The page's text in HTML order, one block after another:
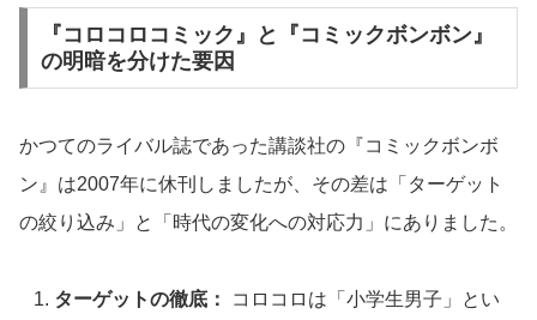
『コロコロコミック』と『コミックボンボン』
の明暗を分けた要因
かつてのライバル誌であった講談社の『コミックボンボ
ン』は2007年に休刊しましたが、その差は「ターゲット
の絞り込み」と「時代の変化への対応力」にありました。
ターゲットの徹底：
コロコロは「小学生男子」とい